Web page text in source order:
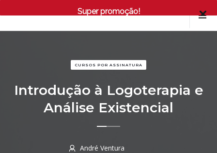
Super promoção!
CURSOS POR ASSINATURA
Introdução à Logoterapia e
Análise Existencial
André Ventura